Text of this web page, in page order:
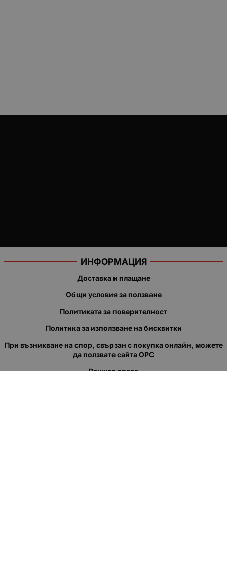
ИНФОРМАЦИЯ
Доставка и плащане
Общи условия за ползване
Политиката за поверителност
Политика за използване на бисквитки
При възникване на спор, свързан с покупка онлайн, можете
да ползвате сайта ОРС
Вашите права